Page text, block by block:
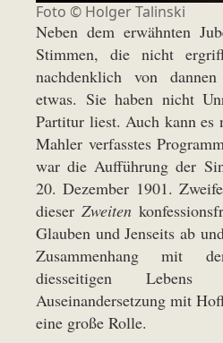
Foto © Holger Talinski
Neben dem erwähnten
Stimmen, die nicht
nachdenklich von
etwas. Sie haben nicht
Partitur liest. Auch kann es
Mahler verfasstes
war die Aufführung der
20. Dezember 1901.
dieserZweiten
Glauben und Jenseits ab
Zusammenhang mit
diesseitigen Lebens
Auseinandersetzung mit
eine große Rolle.